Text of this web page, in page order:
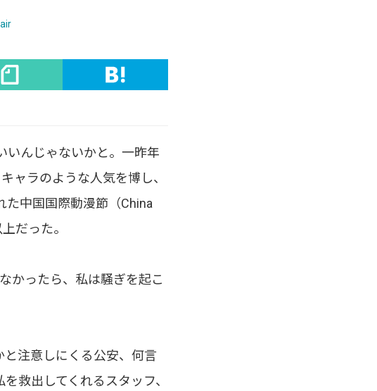
いんじゃないかと。一昨年
ャラのような人気を博し、
た中国国際動漫節（China
だった。
かったら、私は騒ぎを起こ
注意しにくる公安、何言
救出してくれるスタッフ、